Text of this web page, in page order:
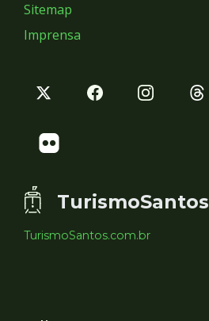
Sitemap
Imprensa
TurismoSantos
TurismoSantos.com.br